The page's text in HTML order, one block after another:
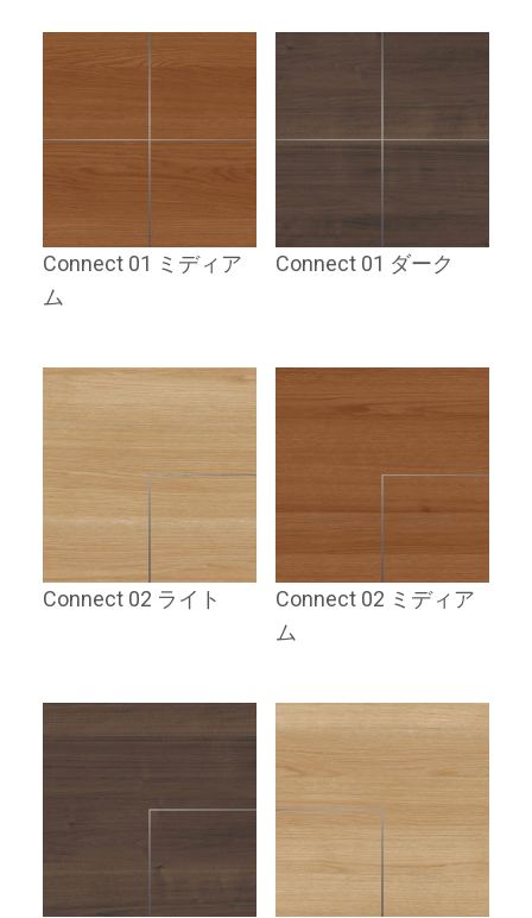
Connect 01 ミディア
ム
Connect 01 ダーク
Connect 02 ライト
Connect 02 ミディア
ム